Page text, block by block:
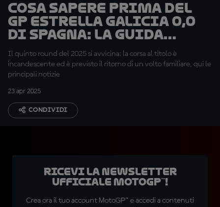
Cosa sapere prima del
GP Estrella Galicia 0,0
di Spagna: la guida
totale
Il quinto round del 2025 si avvicina: la corsa al titolo è
incandescente ed è previsto il ritorno di un volto familiare, qui le
principali notizie
23 apr 2025
CONDIVIDI
Ricevi la newsletter
ufficiale MotoGP™!
Crea ora il tuo account MotoGP™ e accedi a contenuti